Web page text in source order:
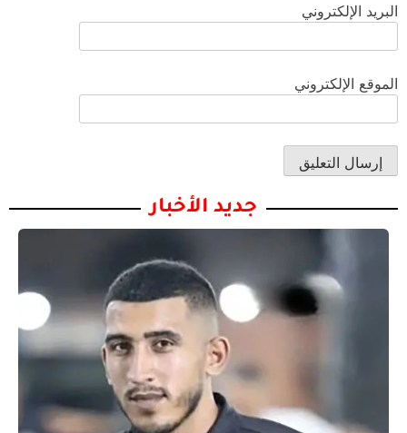
البريد الإلكتروني
الموقع الإلكتروني
جديد الأخبار